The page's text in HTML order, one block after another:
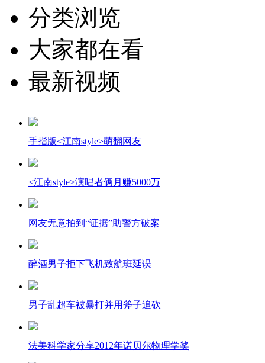
分类浏览
大家都在看
最新视频
手指版<江南style>萌翻网友
<江南style>演唱者俩月赚5000万
网友无意拍到“证据”助警方破案
醉酒男子拒下飞机致航班延误
男子乱超车被暴打并用斧子追砍
法美科学家分享2012年诺贝尔物理学奖